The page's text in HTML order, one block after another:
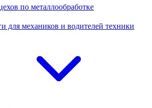
по металлообработке
для механиков и водителей техники